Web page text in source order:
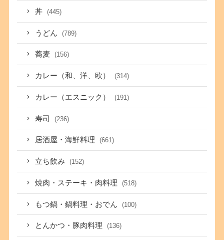
丼 (445)
うどん (789)
蕎麦 (156)
カレー（和、洋、欧） (314)
カレー（エスニック） (191)
寿司 (236)
居酒屋・海鮮料理 (661)
立ち飲み (152)
焼肉・ステーキ・肉料理 (518)
もつ鍋・鍋料理・おでん (100)
とんかつ・豚肉料理 (136)